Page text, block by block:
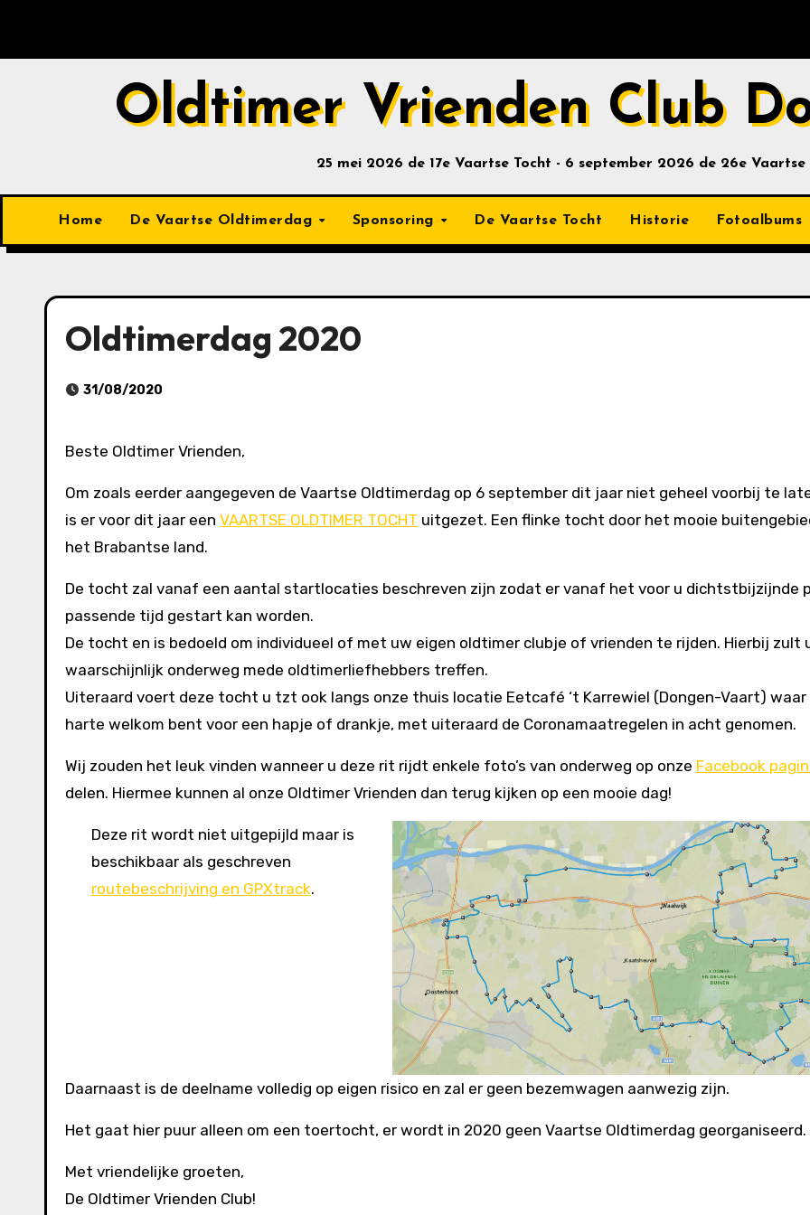
de
Oldtimer Vrienden Club
25 mei 2026 de 17e Vaartse Tocht - 6 september 2026 de 26e
Home De Vaartse Oldtimerdag Sponsoring De Vaartse Tocht Historie Fotoalbums
Oldtimerdag 2020
31/08/2020
Beste Oldtimer Vrienden,
Om zoals eerder aangegeven de Vaartse Oldtimerdag op 6 september dit jaar niet geheel voorbij te
is er voor dit jaar een VAARTSE OLDTIMER TOCHT uitgezet. Een flinke tocht door het mooie
het Brabantse land.
De tocht zal vanaf een aantal startlocaties beschreven zijn zodat er vanaf het voor u dichtstbijzijnde
passende tijd gestart kan worden.
De tocht en is bedoeld om individueel of met uw eigen oldtimer clubje of vrienden te rijden. Hierbij zult
waarschijnlijk onderweg mede oldtimerliefhebbers treffen.
Uiteraard voert deze tocht u tzt ook langs onze thuis locatie Eetcafé ‘t Karrewiel (Dongen-Vaart) waar
harte welkom bent voor een hapje of drankje, met uiteraard de Coronamaatregelen in acht genomen.
Wij zouden het leuk vinden wanneer u deze rit rijdt enkele foto’s van onderweg op onze Facebook
delen. Hiermee kunnen al onze Oldtimer Vrienden dan terug kijken op een mooie dag!
Deze rit wordt niet uitgepijld maar is
beschikbaar als geschreven
routebeschrijving en GPXtrack.
Daarnaast is de deelname volledig op eigen risico en zal er geen bezemwagen aanwezig zijn.
Het gaat hier puur alleen om een toertocht, er wordt in 2020 geen Vaartse Oldtimerdag georganiseerd.
Met vriendelijke groeten,
De Oldtimer Vrienden Club!